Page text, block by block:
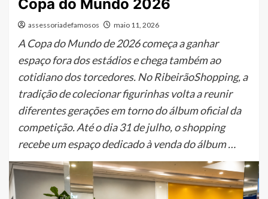
Copa do Mundo 2026
assessoriadefamosos maio 11, 2026
A Copa do Mundo de 2026 começa a ganhar
espaço fora dos estádios e chega também ao
cotidiano dos torcedores. No RibeirãoShopping, a
tradição de colecionar figurinhas volta a reunir
diferentes gerações em torno do álbum oficial da
competição. Até o dia 31 de julho, o shopping
recebe um espaço dedicado à venda do álbum …